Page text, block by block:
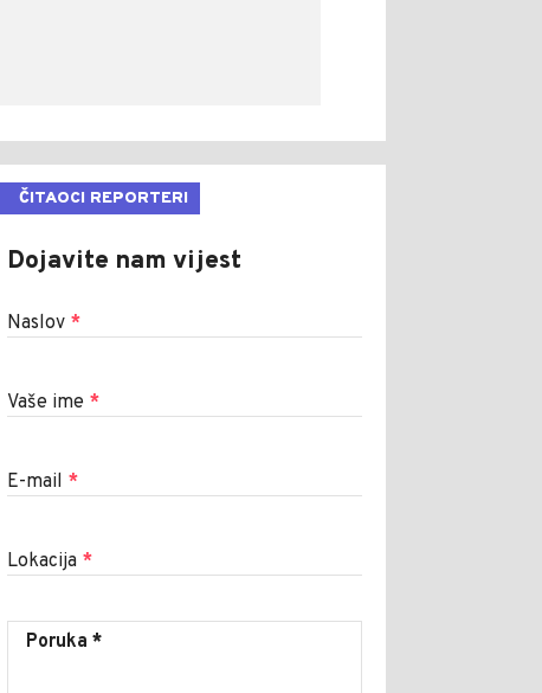
ČITAOCI REPORTERI
Dojavite nam vijest
Naslov *
Vaše ime *
E-mail *
Lokacija *